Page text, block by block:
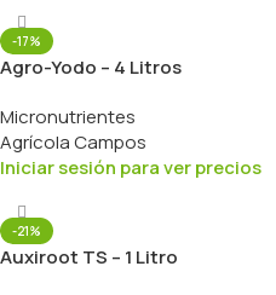
-17%
Agro-Yodo – 4 Litros
Micronutrientes
Agrícola Campos
Iniciar sesión para ver precios
-21%
Auxiroot TS – 1 Litro